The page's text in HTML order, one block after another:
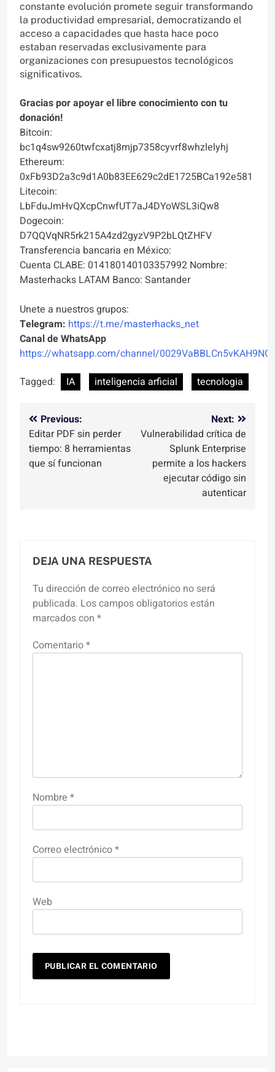
constante evolución promete seguir transformando
la productividad empresarial, democratizando el
acceso a capacidades que hasta hace poco
estaban reservadas exclusivamente para
organizaciones con presupuestos tecnológicos
significativos.
Gracias por apoyar el libre conocimiento con tu
donación!
Bitcoin:
bc1q4sw9260twfcxatj8mjp7358cyvrf8whzlelyhj
Ethereum:
0xFb93D2a3c9d1A0b83EE629c2dE1725BCa192e581
Litecoin:
LbFduJmHvQXcpCnwfUT7aJ4DYoWSL3iQw8
Dogecoin:
D7QQVqNR5rk215A4zd2gyzV9P2bLQtZHFV
Transferencia bancaria en México:
Cuenta CLABE: 014180140103357992 Nombre:
Masterhacks LATAM Banco: Santander
Unete a nuestros grupos:
Telegram: https://t.me/masterhacks_net
Canal de WhatsApp
https://whatsapp.com/channel/
Tagged:
IA inteligencia arficial tecnologia
Navegación
de
entradas
Previous:
Editar PDF sin perder
tiempo: 8 herramientas
que sí funcionan
Next:
Vulnerabilidad crítica de
Splunk Enterprise
permite a los hackers
ejecutar código sin
autenticar
DEJA UNA RESPUESTA
Tu dirección de correo electrónico no será
publicada. Los campos obligatorios están
marcados con *
Comentario*
Nombre *
Correo electrónico*
Web